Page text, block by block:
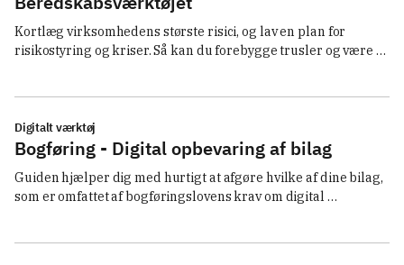
Kortlæg virksomhedens største risici, og lav en plan for
risikostyring og kriser. Så kan du forebygge trusler og være
Digitalt værktøj
Bogføring - Digital opbevaring af bilag
Guiden hjælper dig med hurtigt at afgøre hvilke af dine bilag,
som er omfattet af bogføringslovens krav om digital